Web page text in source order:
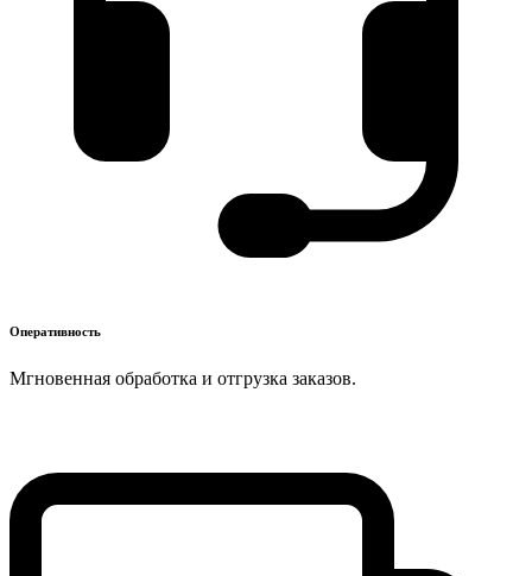
Оперативность
Мгновенная обработка и отгрузка заказов.